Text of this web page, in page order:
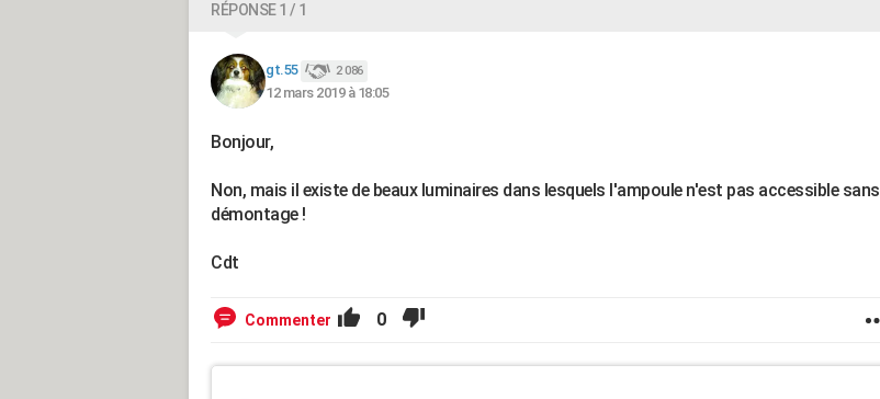
RÉPONSE 1 / 1
gt.55 2 086
12 mars 2019 à 18:05
Bonjour,
Non, mais il existe de beaux luminaires dans lesquels l'ampoule n'est pas accessible sans
démontage !
Cdt
Commenter 0